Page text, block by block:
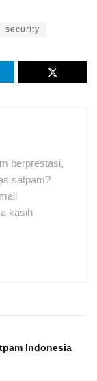
security
berprestasi,
satpam?
kasih
Indonesia